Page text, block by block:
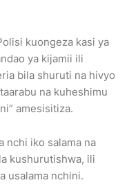
kuongeza kasi ya
ya kijamii ili
bila shuruti na hivyo
na kuheshimu
amesisitiza.
nchi iko salama na
kushurutishwa, ili
usalama nchini.